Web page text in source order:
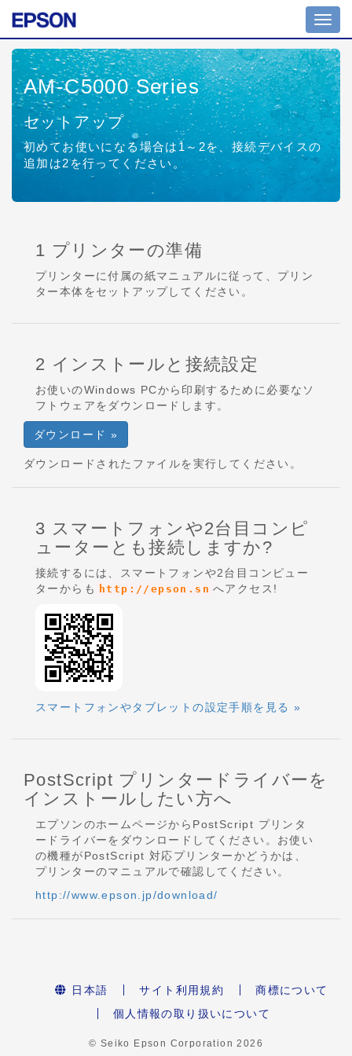
AM-C5000 Series
セットアップ
初めてお使いになる場合は1～2を、接続デバイスの
追加は2を行ってください。
1 プリンターの準備
プリンターに付属の紙マニュアルに従って、プリン
ター本体をセットアップしてください。
2 インストールと接続設定
お使いのWindows PCから印刷するために必要なソ
フトウェアをダウンロードします。
ダウンロード »
ダウンロードされたファイルを実行してください。
3 スマートフォンや2台目コンピ
ューターとも接続しますか?
接続するには、スマートフォンや2台目コンピュー
ターからも
http://epson.sn へアクセス!
スマートフォンやタブレットの設定手順を見る »
PostScript プリンタードライバーを
インストールしたい方へ
エプソンのホームページからPostScript プリンタ
ードライバーをダウンロードしてください。お使い
の機種がPostScript 対応プリンターかどうかは、
プリンターのマニュアルで確認してください。
http://www.epson.jp/download/
日本語 サイト利用規約
商標について
個人情報の取り扱いについて
© Seiko Epson Corporation2026